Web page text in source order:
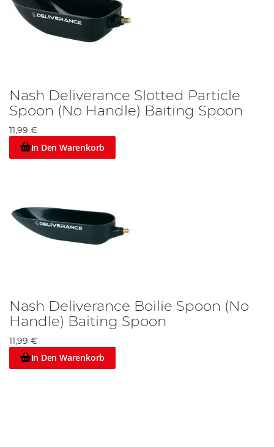
Nash Deliverance Slotted Particle
Spoon (No Handle) Baiting Spoon
11,99 €
In Den Warenkorb
Nash Deliverance Boilie Spoon (No
Handle) Baiting Spoon
11,99 €
In Den Warenkorb